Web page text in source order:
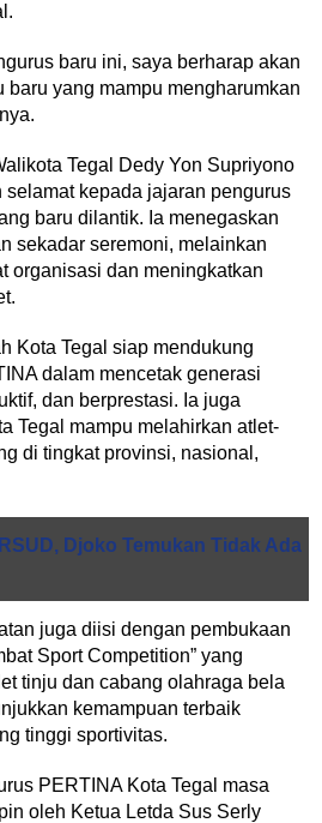
baru ini, saya berharap akan
baru yang mampu mengharumkan
Tegal Dedy Yon Supriyono
selamat kepada jajaran pengurus
baru dilantik. Ia menegaskan
sekadar seremoni, melainkan
organisasi dan meningkatkan
Kota Tegal siap mendukung
dalam mencetak generasi
dan berprestasi. Ia juga
Tegal mampu melahirkan atlet-
di tingkat provinsi, nasional,
Djoko Temukan Tidak Ada
juga diisi dengan pembukaan
Sport Competition” yang
tinju dan cabang olahraga bela
kemampuan terbaik
tinggi sportivitas.
PERTINA Kota Tegal masa
oleh Ketua Letda Sus Serly